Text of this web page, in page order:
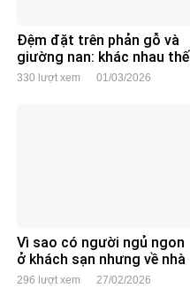
Đệm đặt trên phản gỗ và
giường nan: khác nhau thế
nào?
330 lượt xem 01/03/2026
Vì sao có người ngủ ngon
ở khách sạn nhưng về nhà
lại mất ngủ?
296 lượt xem 27/02/2026